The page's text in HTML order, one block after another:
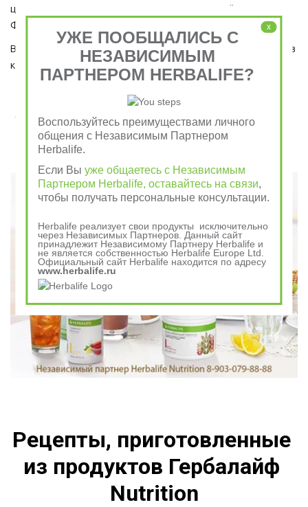
ценного сорта Алоэ Вера, Протеиновым коктейлем
Формула 1 и Травяным тонизирующим напитком (чай).
Ведь завтрак является важным приемом пищи, который ни в
коем случае пропускать нельзя!
Завтрак съешь сам, обед раздели с другом, ужин
отдай врагу
Говорили в древности
Рецепты, приготовленные
из продуктов Гербалайф
Nutrition
x
УЖЕ ПООБЩАЛИСЬ С
НЕЗАВИСИМЫМ
ПАРТНЕРОМ HERBALIFE?
Воспользуйтесь преимуществами личного
общения с Независимым Партнером
Herbalife.
Если Выуже общаетесь с Независимым
Партнером Herbalife, оставайтесь на связи,
чтобы получать персональные консультации.
Herbalife реализует свои продукты исключительно
через Независимых Партнеров. Данный сайт
принадлежит Независимому Партнеру Herbalife и
не является собственностью Herbalife Europe Ltd.
Официальный сайт Herbalife находится по адресу
www.herbalife.ru